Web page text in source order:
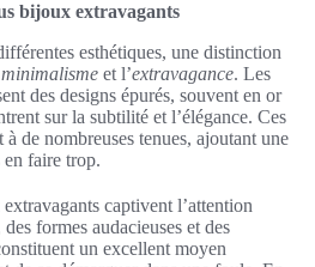
bijoux extravagants
esthétiques, une distinction
minimalisme et l’extravagance. Les
des designs épurés, souvent en or
sur la subtilité et l’élégance. Ces
à de nombreuses tenues, ajoutant une
en faire trop.
captivent l’attention
formes audacieuses et des
un excellent moyen